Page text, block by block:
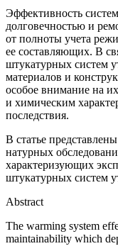
Эффективность
долговечностью и
от полноты учета
ее составляющих. В
штукатурных систем
материалов и
особое внимание на
и химическим
последствия.
В статье
натурных
характеризующих
штукатурных систем
Abstract
The warming system
maintainability which